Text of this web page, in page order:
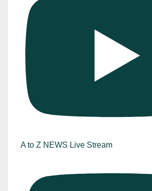
A to Z NEWS Live Stream